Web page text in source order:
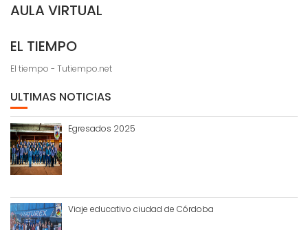
AULA VIRTUAL
EL TIEMPO
El tiempo - Tutiempo.net
ULTIMAS NOTICIAS
Egresados 2025
Viaje educativo ciudad de Córdoba